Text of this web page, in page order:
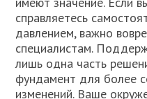
справляетесь
давлением, важно
специалистам.
лишь одна часть
фундамент для более
изменений. Ваше